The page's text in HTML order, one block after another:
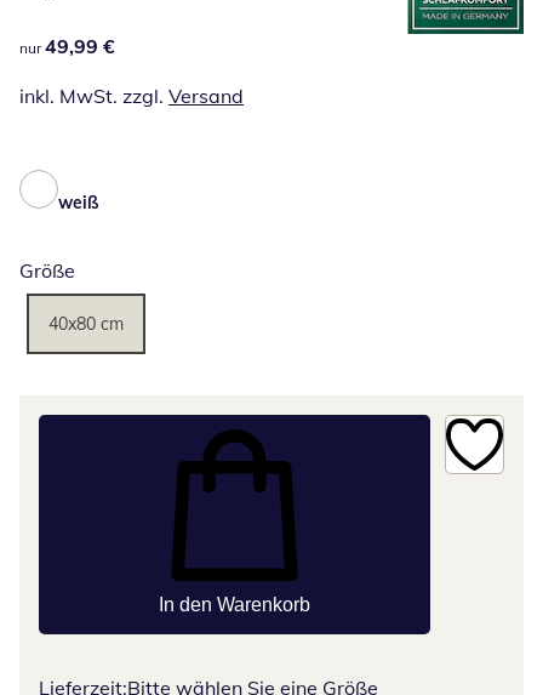
49,99 €
nur 49,99 €
inkl. MwSt. zzgl. Versand
weiß
Größe
40x80 cm
In den Warenkorb
Lieferzeit:Bitte wählen Sie eine Größe